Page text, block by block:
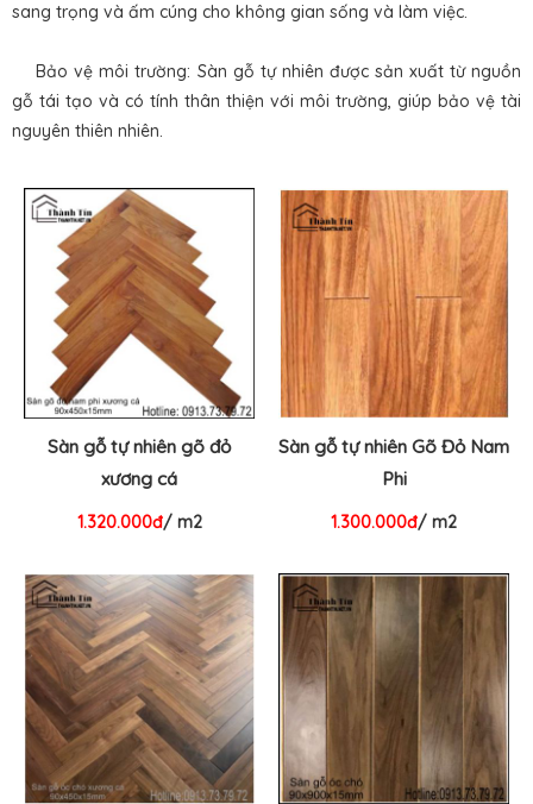
sang trọng và ấm cúng cho không gian sống và làm việc.
Bảo vệ môi trường: Sàn gỗ tự nhiên được sản xuất từ nguồn
gỗ tái tạo và có tính thân thiện với môi trường, giúp bảo vệ tài
nguyên thiên nhiên.
Sàn gỗ tự nhiên gõ đỏ
xương cá
1.320.000đ/ m2
Sàn gỗ tự nhiên Gõ Đỏ Nam
Phi
1.300.000đ/ m2